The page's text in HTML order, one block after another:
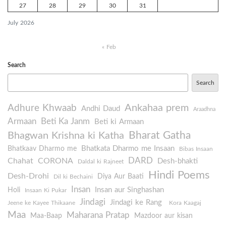
July 2026
27 28 29 30 31
« Feb
Search
Search
Adhure Khwaab Andhi Daud Ankahaa prem Araadhna
Armaan Beti Ka Janm Beti ki Armaan
Bhagwan Krishna ki Katha Bharat Gatha
Bhatkaav Dharmo me Bhatkata Dharmo me Insaan Bibas Insaan
Chahat CORONA Daldal ki Rajneet DARD Desh-bhakti
Desh-Drohi Dil ki Bechaini Diya Aur Baati Hindi Poems
Holi Insaan Ki Pukar Insan Insan aur Singhashan
Jeene ke Kayee Thikaane Jindagi Jindagi ke Rang Kora Kaagaj
Maa Maa-Baap Maharana Pratap Mazdoor aur kisan